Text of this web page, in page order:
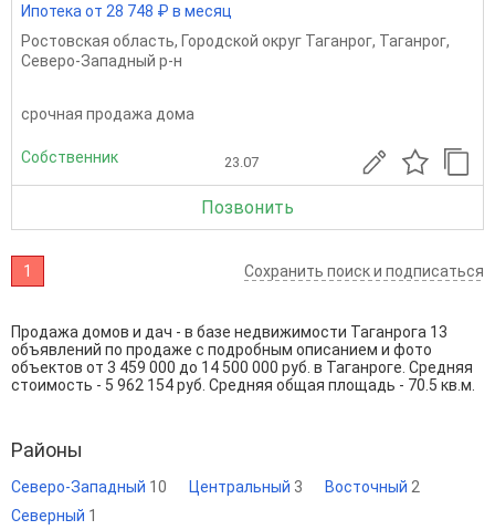
Ипотека от 28 748 ₽ в месяц
Ростовская область, Городской округ Таганрог, Таганрог,
Северо-Западный р-н
срочная продажа дома
Собственник 23.07
Позвонить
1 Сохранить поиск и подписаться
Продажа домов и дач - в базе недвижимости Таганрога 13
объявлений по продаже с подробным описанием и фото
объектов от 3 459 000 до 14 500 000 руб. в Таганроге. Средняя
стоимость - 5 962 154 руб. Средняя общая площадь - 70.5 кв.м.
Районы
Северо-Западный 10 Центральный 3 Восточный 2
Северный 1